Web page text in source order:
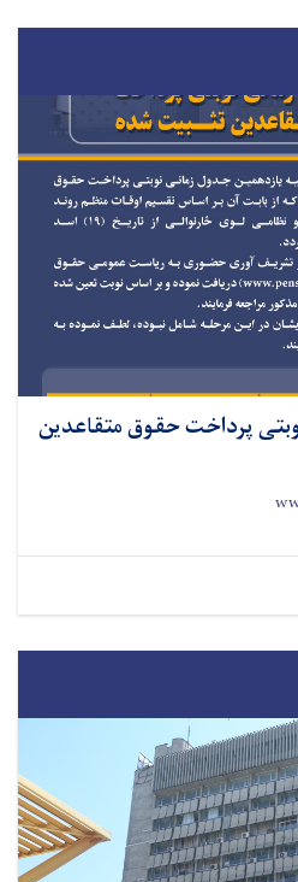
پرداخت حقوق متقاعدین